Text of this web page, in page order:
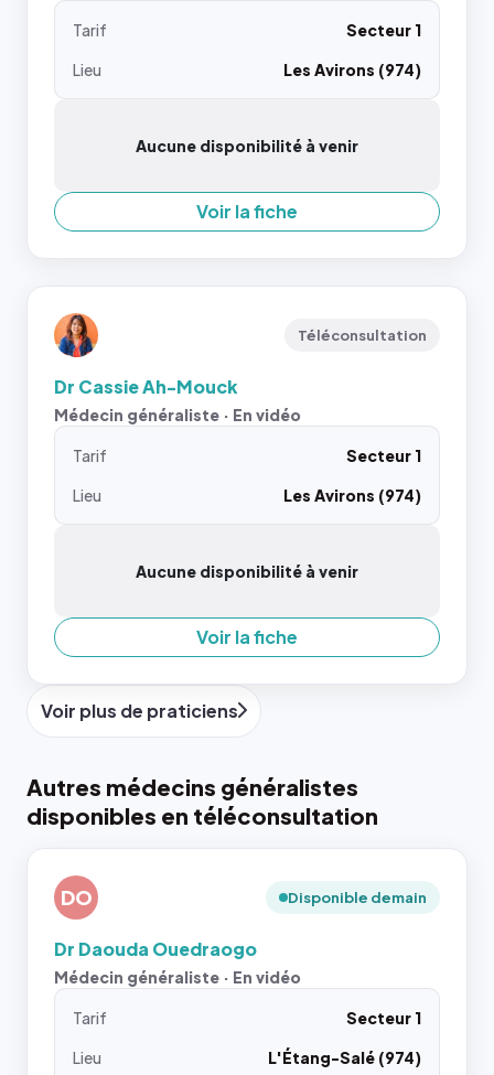
Tarif
Secteur 1
Lieu
Les Avirons (974)
Aucune disponibilité à venir
Voir la fiche
Téléconsultation
Dr Cassie Ah-Mouck
Médecin généraliste · En vidéo
Tarif
Secteur 1
Lieu
Les Avirons (974)
Aucune disponibilité à venir
Voir la fiche
Voir plus de praticiens
Autres médecins généralistes
disponibles en téléconsultation
DO Disponible demain
Dr Daouda Ouedraogo
Médecin généraliste · En vidéo
Tarif
Secteur 1
Lieu
L'Étang-Salé (974)